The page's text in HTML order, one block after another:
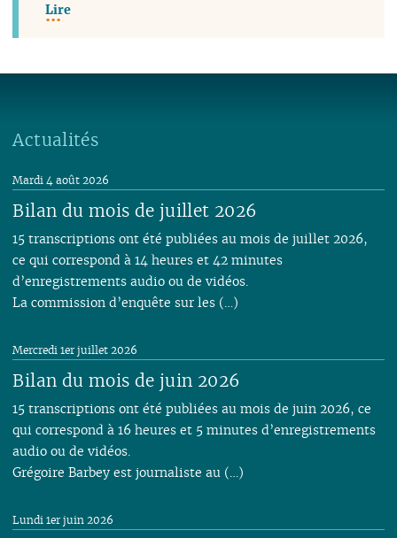
Lire
Actualités
Bilan du mois de juillet 2026
Mardi 4 août 2026
15 transcriptions ont été publiées au mois de juillet 2026,
ce qui correspond à 14 heures et 42 minutes
d’enregistrements audio ou de vidéos.
La commission d’enquête sur les (…)
Bilan du mois de juin 2026
Mercredi 1er juillet 2026
15 transcriptions ont été publiées au mois de juin 2026, ce
qui correspond à 16 heures et 5 minutes d’enregistrements
audio ou de vidéos.
Grégoire Barbey est journaliste au (…)
Lundi 1er juin 2026